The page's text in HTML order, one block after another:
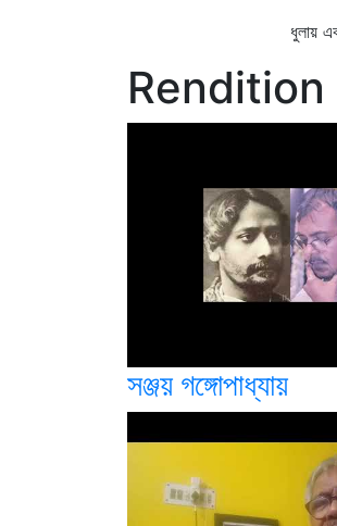
ধুলায়
Rendition
সঞ্জয় গঙ্গোপাধ্যায়